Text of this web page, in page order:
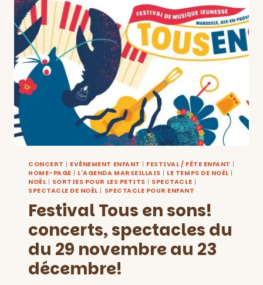
JEUX
ET
PÈRE
NOËL,
LES
ET
17
DÉCEMBRE
CONCERT | EVÈNEMENT ENFANT | FESTIVAL / FÊTE ENFANT |
HOME-PAGE | L'AGENDA MARSEILLAIS | LE TEMPS DE NOËL|
NOËL| SORTIES POUR LES PETITS | SPECTACLE |
SPECTACLE DE NOËL| SPECTACLE POUR ENFANT
Festival Tous en sons!
concerts, spectacles du
du 29 novembre au 23
décembre!